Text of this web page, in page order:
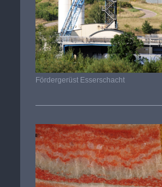
Fördergerüst Esserschacht